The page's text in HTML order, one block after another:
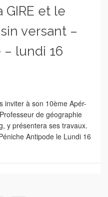
GIRE et le
versant –
lundi 16
inviter à son 10ème Apér-
de géographie
y présentera ses travaux.
Antipode le Lundi 16